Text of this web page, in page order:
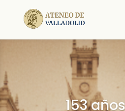
153 años